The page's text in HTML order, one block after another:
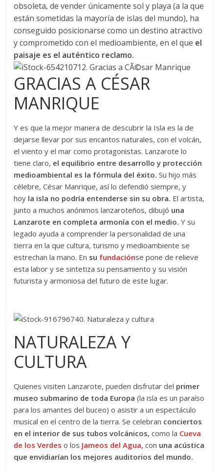
obsoleta, de vender únicamente sol y playa (a la que
están sometidas la mayoría de islas del mundo), ha
conseguido posicionarse como un destino atractivo
y comprometido con el medioambiente, en el que el
paisaje es el auténtico reclamo.
GRACIAS A CÉSAR
MANRIQUE
Y es que la mejor manera de descubrir la Isla es la de
dejarse llevar por sus encantos naturales, con el volcán,
el viento y el mar como protagonistas. Lanzarote lo
tiene claro, el equilibrio entre desarrollo y protección
medioambiental es la fórmula del éxito.Su hijo más
célebre, César Manrique, así lo defendió siempre, y
hoy la isla no podría entenderse sin su obra. El artista,
junto a muchos anónimos lanzaroteños, dibujó una
Lanzarote en completa armonía con el medio.Y su
legado ayuda a comprender la personalidad de una
tierra en la que cultura, turismo y medioambiente se
estrechan la mano. En su fundaciónse pone de relieve
esta labor y se sintetiza su pensamiento y su visión
futurista y armoniosa del futuro de este lugar.
NATURALEZA Y
CULTURA
Quienes visiten Lanzarote, pueden disfrutar del primer
museo submarino de toda Europa (la isla es un paraíso
para los amantes del buceo) o asistir a un espectáculo
musical en el centro de la tierra. Se celebran conciertos
en el interior de sus tubos volcánicos, como la Cueva
de los Verdes o los Jameos del Agua, con una acústica
que envidiarían los mejores auditorios del mundo.